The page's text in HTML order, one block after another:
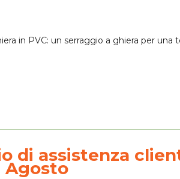
in PVC: un serraggio a ghiera per una
di assistenza
Agosto